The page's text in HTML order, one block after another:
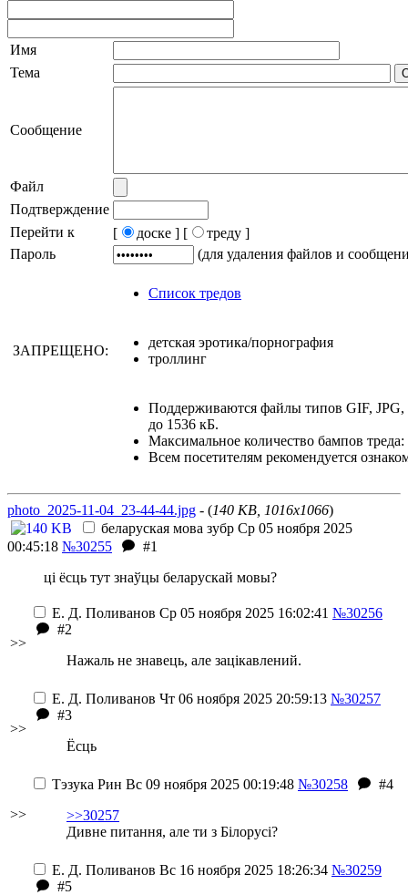
Имя
Тема
Сообщение
Файл
Подтверждение
Перейти к
[ доске ] [
треду ]
Пароль
(для удаления файлов и
Список тредов
ЗАПРЕЩЕНО:
детская эротика/порнография
троллинг
Поддерживаются файлы типов GIF, JPG,
до 1536 кБ.
Максимальное количество бампов треда:
Всем посетителям рекомендуется
photo_2025-11-04_23-44-44.jpg - (140 KB, 1016x1066)
беларуская мова зубр Ср 05 ноября 2025
00:45:18 №30255
#1
ці ёсць тут знаўцы беларускай мовы?
>>
Е. Д. Поливанов Ср 05 ноября 2025 16:02:41 №30256
#2
Нажаль не знавець, але зацікавлений.
>>
Е. Д. Поливанов Чт 06 ноября 2025 20:59:13 №30257
#3
Ёсць
>>
Тэзука Рин Вс 09 ноября 2025 00:19:48 №30258
#4
>>30257
Дивне питання, але ти з Білорусі?
Е. Д. Поливанов Вс 16 ноября 2025 18:26:34 №30259
#5